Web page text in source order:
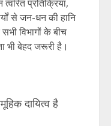
प्रतिक्रिया,
से जन-धन की हानि
विभागों के बीच
भी बेहद जरूरी है।
दायित्व है